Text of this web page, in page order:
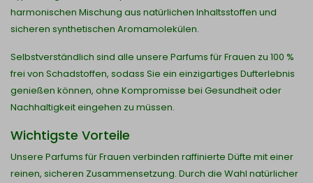
harmonischen Mischung aus natürlichen Inhaltsstoffen und
sicheren synthetischen Aromamolekülen.
Selbstverständlich sind alle unsere Parfums für Frauen zu 100 %
frei von Schadstoffen, sodass Sie ein einzigartiges Dufterlebnis
genießen können, ohne Kompromisse bei Gesundheit oder
Nachhaltigkeit eingehen zu müssen.
Wichtigste Vorteile
Unsere Parfums für Frauen verbinden raffinierte Düfte mit einer
reinen, sicheren Zusammensetzung. Durch die Wahl natürlicher